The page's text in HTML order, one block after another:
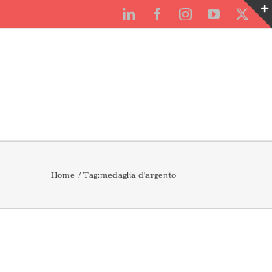
LinkedInFacebookInstagramYouTube
X
Home Tag:medaglia d'argento